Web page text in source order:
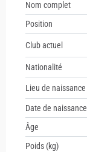
Nom complet
Position
Club actuel
Nationalité
Lieu de naissance
Date de naissance
Âge
Poids (kg)